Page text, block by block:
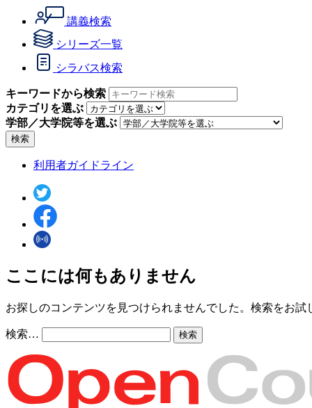
講義検索
シリーズ一覧
シラバス検索
キーワードから検索
カテゴリを選ぶ
学部／大学院等を選ぶ
検索
利用者ガイドライン
ここには何もありません
お探しのコンテンツを見つけられませんでした。検索をお試
検索…